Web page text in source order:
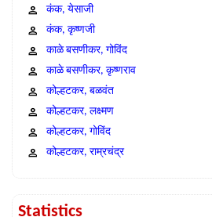
कंक, येसाजी
कंक, कृष्णजी
काळे बसणीकर, गोविंद
काळे बसणीकर, कृष्णराव
कोल्हटकर, बळवंत
कोल्हटकर, लक्ष्मण
कोल्हटकर, गोविंद
कोल्हटकर, राम्रचंद्र
Statistics